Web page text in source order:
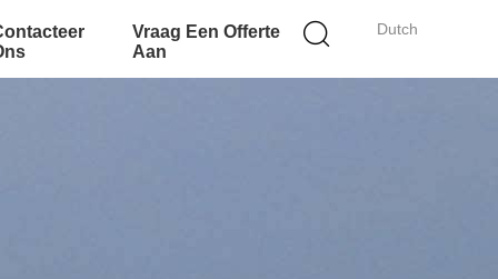
Dutch
Vraag Een Offerte
Aan